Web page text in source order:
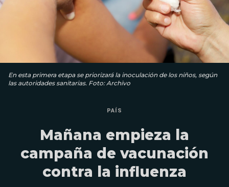
En esta primera etapa se priorizará la inoculación de los niños, según
las autoridades sanitarias. Foto: Archivo
PAÍS
Mañana empieza la
campaña de vacunación
contra la influenza